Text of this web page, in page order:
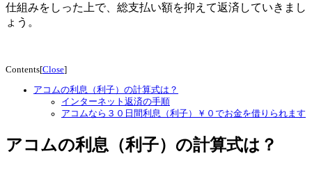
仕組みをしった上で、総支払い額を抑えて返済していきまし
ょう。
Contents[Close]
アコムの利息（利子）の計算式は？
インターネット返済の手順
アコムなら３０日間利息（利子）￥０でお金を借りられます
アコムの利息（利子）の計算式は？